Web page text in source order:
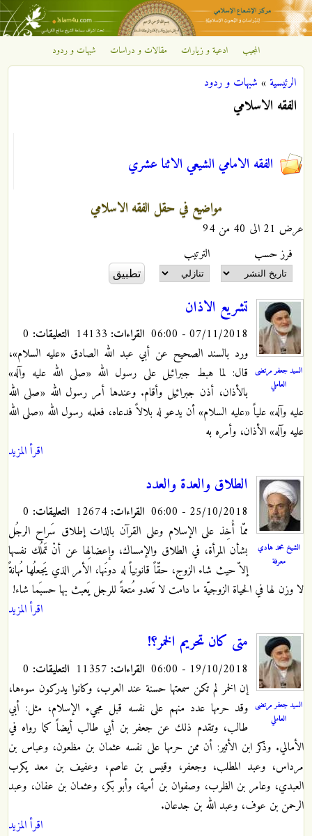
تجاوز إلى المحتوى الرئيسي
مركز
الإشعاع
المجيب ادعية و زيارات مقالات و دراسات شبهات و ردود
أنت هنا
الرئيسية» شبهات و ردود
الفقه الاسلامي
الفقه الامامي الشيعي الاثنا عشري
مواضيع في حقل الفقه الاسلامي
عرض 21 الى 40 من 94
‏فرز حسب ‏
‏الترتيب ‏
السيد جعفر مرتضى
العاملي
تشريع الاذان
07/11/2018 - 06:00 القراءات: التعليقات:
ورد بالسند الصحيح عن أبي عبد الله الصادق «عليه السلام»،
قال: لما هبط جبرائيل على رسول الله «صلى الله عليه وآله»
بالأذان، أذن جبرائيل وأقام. وعندها أمر رسول الله «صلى الله
عليه وآله» علياً «عليه السلام» أن يدعو له بلالاً فدعاه، فعلمه رسول الله «صلى الله
عليه وآله» الأذان، وأمره به
اقرأ المزيد
الشيخ محمد هادي
معرفة
الطلاق والعدة والعدد
25/10/2018 - 06:00 القراءات: التعليقات:
ممّا أُخِذ على الإسلام وعلى القرآن بالذات إطلاق سَراح الرجُل
بشأن المرأة، في الطلاق والإمساك، وإعضالِها عن أنْ تَملُك نفسها
إلاّ حيث شاء الزوج، حقّاً قانونياً له دونَها، الأمر الذي يَجعلُها مُهانةً
لا وزن لها في الحياة الزوجيّة ما دامت لا تَعدو مُتعةً للرجل يَعبث بها حسبَما شاء!
اقرأ المزيد
السيد جعفر مرتضى
العاملي
متى كان تحريم الخمر؟!
19/10/2018 - 06:00 القراءات: التعليقات:
إن الخمر لم تكن سمعتها حسنة عند العرب، وكانوا يدركون سوءها،
وقد حرمها عدد منهم على نفسه قبل مجيء الإسلام، مثل: أبي
طالب، وتقدم ذلك عن جعفر بن أبي طالب أيضاً كما رواه في
الأمالي. وذكر ابن الأثير: أن ممن حرمها على نفسه عثمان بن مظعون، وعباس بن
مرداس، وعبد المطلب، وجعفر، وقيس بن عاصم، وعفيف بن معد يكرب
العبدي، وعامر بن الظرب، وصفوان بن أمية، وأبو بكر، وعثمان بن عفان، وعبد
الرحمن بن عوف، وعبد الله بن جدعان.
اقرأ المزيد